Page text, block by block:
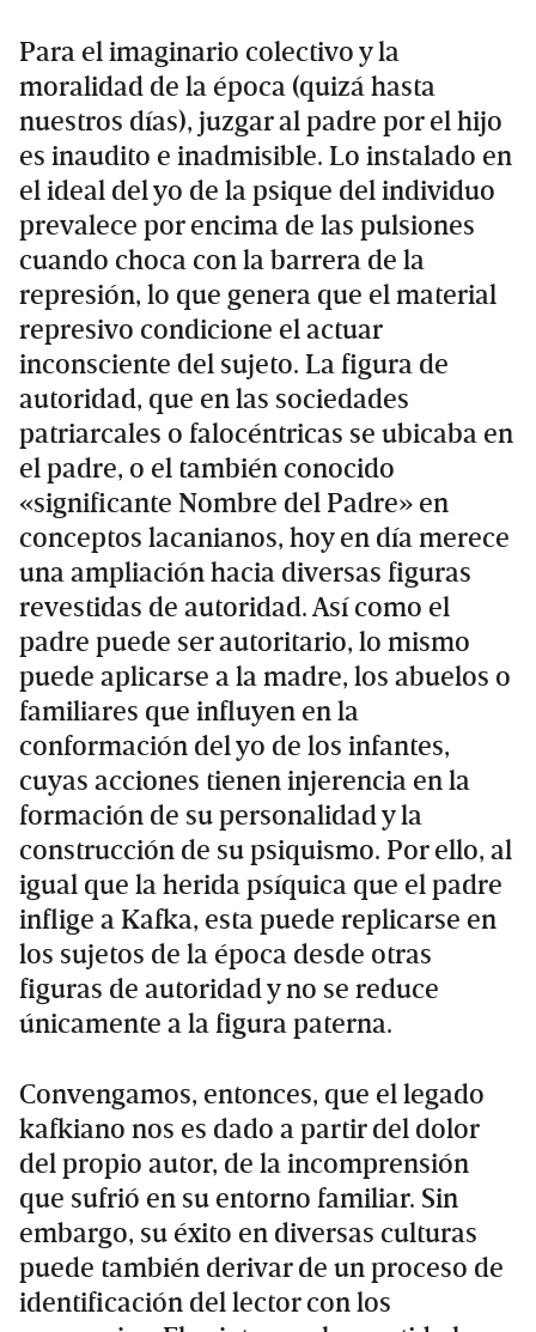
Para el imaginario colectivo y la
moralidad de la época (quizá hasta
nuestros días), juzgar al padre por el hijo
es inaudito e inadmisible. Lo instalado en
el ideal del yo de la psique del individuo
prevalece por encima de las pulsiones
cuando choca con la barrera de la
represión, lo que genera que el material
represivo condicione el actuar
inconsciente del sujeto. La figura de
autoridad, que en las sociedades
patriarcales o falocéntricas se ubicaba en
el padre, o el también conocido
«significante Nombre del Padre» en
conceptos lacanianos, hoy en día merece
una ampliación hacia diversas figuras
revestidas de autoridad. Así como el
padre puede ser autoritario, lo mismo
puede aplicarse a la madre, los abuelos o
familiares que influyen en la
conformación del yo de los infantes,
cuyas acciones tienen injerencia en la
formación de su personalidad y la
construcción de su psiquismo. Por ello, al
igual que la herida psíquica que el padre
inflige a Kafka, esta puede replicarse en
los sujetos de la época desde otras
figuras de autoridad y no se reduce
únicamente a la figura paterna.
Convengamos, entonces, que el legado
kafkiano nos es dado a partir del dolor
del propio autor, de la incomprensión
que sufrió en su entorno familiar. Sin
embargo, su éxito en diversas culturas
puede también derivar de un proceso de
identificación del lector con los